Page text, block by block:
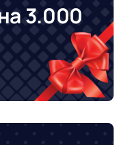
3.000